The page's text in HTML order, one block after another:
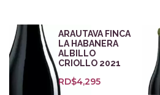
Blancos (127)
Rosados (29)
Espumosos (47)
Dulces y Fortificados
ARAUTAVA FINCA
LA HABANERA
ALBILLO
CRIOLLO 2021
RD$4,295